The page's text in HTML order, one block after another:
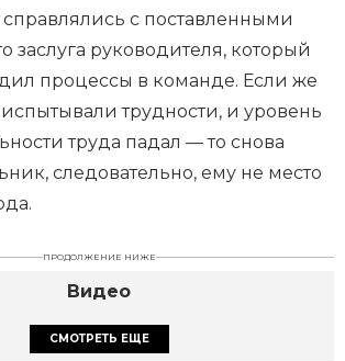
с поставленными
заслуга руководителя, который
процессы в команде. Если же
трудности, и уровень
труда падал — то снова
следовательно, ему не место
ПРОДОЛЖЕНИЕ НИЖЕ
Видео
СМОТРЕТЬ ЕЩЕ